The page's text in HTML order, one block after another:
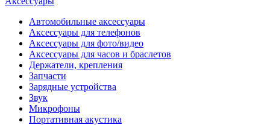
Автомобильные аксессуары
Аксессуары для телефонов
Аксессуары для фото/видео
Аксессуары для часов и браслетов
Держатели, крепления
Запчасти
Зарядные устройства
Звук
Микрофоны
Портативная акустика